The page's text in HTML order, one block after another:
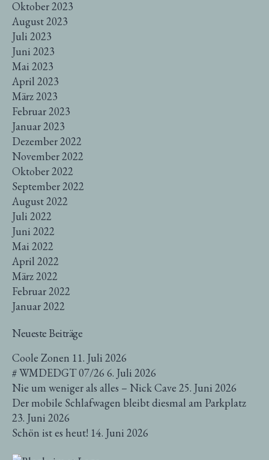
Oktober 2023
August 2023
Juli 2023
Juni 2023
Mai 2023
April 2023
März 2023
Februar 2023
Januar 2023
Dezember 2022
November 2022
Oktober 2022
September 2022
August 2022
Juli 2022
Juni 2022
Mai 2022
April 2022
März 2022
Februar 2022
Januar 2022
Neueste Beiträge
Coole Zonen 11. Juli 2026
# WMDEDGT 07/26 6. Juli 2026
Nie um weniger als alles – Nick Cave 25. Juni 2026
Der mobile Schlafwagen bleibt diesmal am Parkplatz
23. Juni 2026
Schön ist es heut! 14. Juni 2026